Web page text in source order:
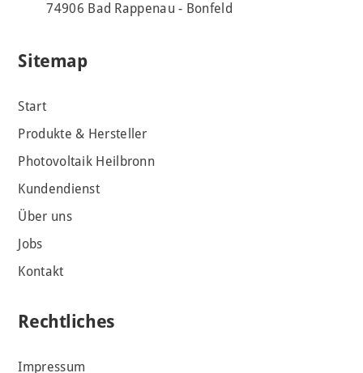
74906 Bad Rappenau - Bonfeld
Sitemap
Start
Produkte & Hersteller
Photovoltaik Heilbronn
Kundendienst
Über uns
Jobs
Kontakt
Rechtliches
Impressum